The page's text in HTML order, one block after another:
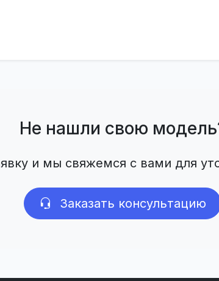
Не нашли свою
и мы свяжемся с вами для
Заказать консультацию